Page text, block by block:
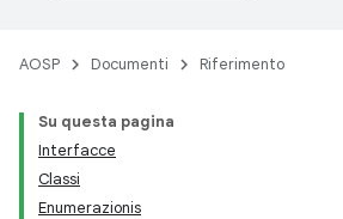
AOSP Documenti Riferimento
Su questa pagina
Interfacce
Classi
Enumerazionis